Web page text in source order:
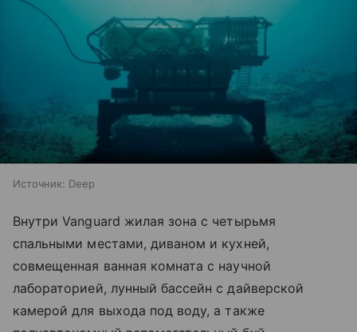
Источник: Deep
Внутри Vanguard жилая зона с четырьмя
спальными местами, диваном и кухней,
совмещенная ванная комната с научной
лабораторией, лунный бассейн с дайверской
камерой для выхода под воду, а также